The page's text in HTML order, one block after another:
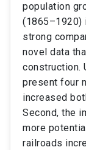
population
(1865–1920)
strong
novel data
construction.
present four
increased
Second, the
more
railroads